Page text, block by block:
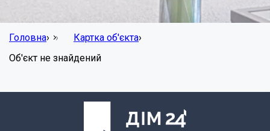
Головна› Картка об'єкта›
Об'єкт не знайдений